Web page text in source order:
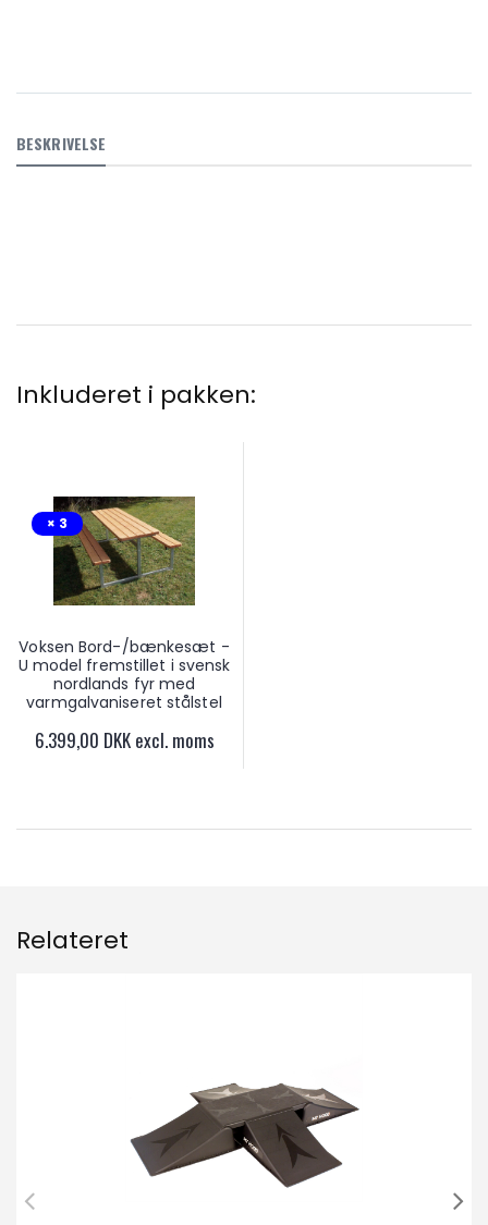
BESKRIVELSE
Inkluderet i pakken:
× 3
Voksen Bord-/bænkesæt -
U model fremstillet i svensk
nordlands fyr med
varmgalvaniseret stålstel
6.399,00 DKK excl. moms
Relateret